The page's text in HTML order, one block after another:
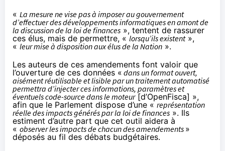
« La mesure ne vise pas à imposer au gouvernement
d’effectuer des développements informatiques en amont de
la discussion de la loi de finances », tentent de rassurer
ces élus, mais de permettre, «lorsqu’ils existent»,
« leur mise à disposition aux élus de la Nation ».
Les auteurs de ces amendements font valoir que
l’ouverture de ces données « dans un format ouvert,
aisément réutilisable et lisible par un traitement automatisé
permettra d’injecter ces informations, paramètres et
éventuels code-source dans le moteur[d’OpenFisca] »,
afin que le Parlement dispose d’une « représentation
réelle des impacts générés par la loi de finances ». Ils
estiment d’autre part que cet outil aidera à
« observer les impacts de chacun des amendements »
déposés au fil des débats budgétaires.